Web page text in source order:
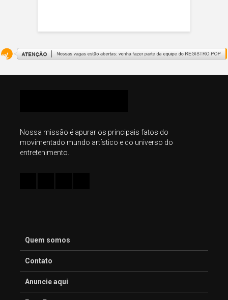
Nossa missão é apurar os principais fatos do
movimentado mundo artístico e do universo do
entretenimento.
Quem somos
Contato
Anuncie aqui